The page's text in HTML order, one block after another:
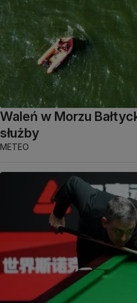
Waleń w Morzu
służby
METEO